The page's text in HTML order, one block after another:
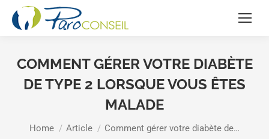
COMMENT GÉRER VOTRE DIABÈTE
DE TYPE 2 LORSQUE VOUS ÊTES
MALADE
You are here:
Home Article Comment gérer votre diabète de…